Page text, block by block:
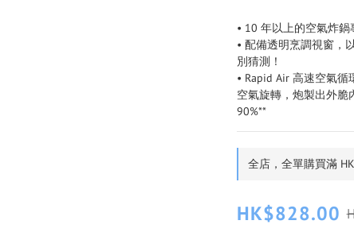
• 10 年以上的空氣炸
• 配備透明烹調視窗，
別猜測！
• Rapid Air 高速空氣
空氣旋轉，炮製出外脆
90%**
全店，全單購買滿
HK$828.00